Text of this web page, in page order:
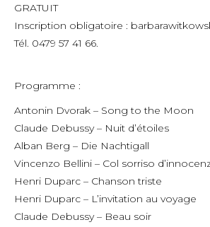
GRATUIT
Inscription obligatoire :
Tél. 0479 57 41 66.
Programme :
Antonin Dvorak – Song to the Moon
Claude Debussy – Nuit d’étoiles
Alban Berg – Die Nachtigall
Vincenzo Bellini – Col sorriso
Henri Duparc – Chanson triste
Henri Duparc – L’invitation au voyage
Claude Debussy – Beau soir